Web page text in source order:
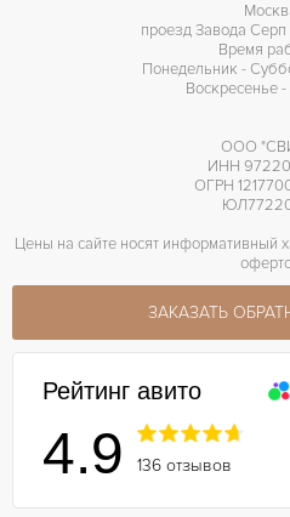
проезд Завода Серп
Время
Понедельник -
Воскресенье
ООО
ИНН
ОГРН
Цены на сайте носят информативный
ЗАКАЗАТЬ
Рейтинг авито
4.9 136 отзывов